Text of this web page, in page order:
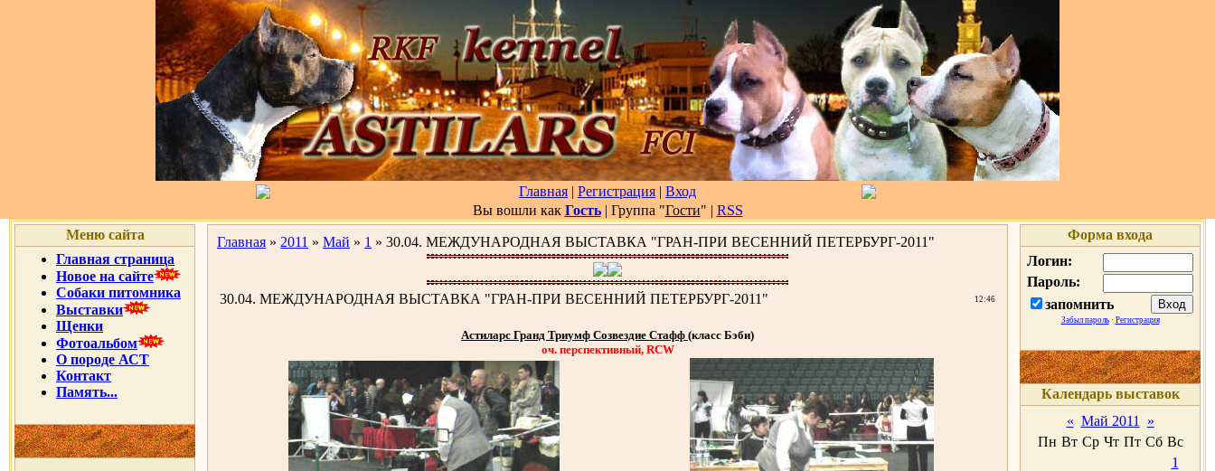
Главная | Регистрация | Вход
Вы вошли как Гость| Группа "Гости" | RSS
Меню сайта
Главная страница
Новое на сайте
Собаки питомника
Выставки
Щенки
Фотоальбом
О породе АСТ
Контакт
Память...
Главная » 2011 » Май » 1 » 30.04. МЕЖДУНАРОДНАЯ ВЫСТАВКА "ГРАН-ПРИ ВЕСЕННИЙ ПЕТЕРБУРГ-2011"
30.04. МЕЖДУНАРОДНАЯ ВЫСТАВКА "ГРАН-ПРИ ВЕСЕННИЙ ПЕТЕРБУРГ-2011" 12:46
Астиларс Гранд Триумф Созвездие Стафф (класс Бэби)
оч. перспективный, RCW
Форма входа
Логин:
Пароль:
запомнить
Забыл пароль· Регистрация
Календарь выставок
« Май 2011
»
Пн Вт Ср Чт Пт Сб Вс
1